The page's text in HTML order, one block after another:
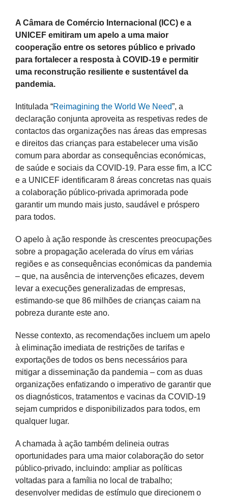
Larger
Image
A Câmara de Comércio Internacional (ICC) e a
UNICEF emitiram um apelo a uma maior
cooperação entre os setores público e privado
para fortalecer a resposta à COVID-19 e permitir
uma reconstrução resiliente e sustentável da
pandemia.
Intitulada “Reimagining the World We Need”, a
declaração conjunta aproveita as respetivas redes de
contactos das organizações nas áreas das empresas
e direitos das crianças para estabelecer uma visão
comum para abordar as consequências económicas,
de saúde e sociais da COVID-19. Para esse fim, a ICC
e a UNICEF identificaram 8 áreas concretas nas quais
a colaboração público-privada aprimorada pode
garantir um mundo mais justo, saudável e próspero
para todos.
O apelo à ação responde às crescentes preocupações
sobre a propagação acelerada do vírus em várias
regiões e as consequências económicas da pandemia
– que, na ausência de intervenções eficazes, devem
levar a execuções generalizadas de empresas,
estimando-se que 86 milhões de crianças caiam na
pobreza durante este ano.
Nesse contexto, as recomendações incluem um apelo
à eliminação imediata de restrições de tarifas e
exportações de todos os bens necessários para
mitigar a disseminação da pandemia – com as duas
organizações enfatizando o imperativo de garantir que
os diagnósticos, tratamentos e vacinas da COVID-19
sejam cumpridos e disponibilizados para todos, em
qualquer lugar.
A chamada à ação também delineia outras
oportunidades para uma maior colaboração do setor
público-privado, incluindo: ampliar as políticas
voltadas para a família no local de trabalho;
desenvolver medidas de estímulo que direcionem o